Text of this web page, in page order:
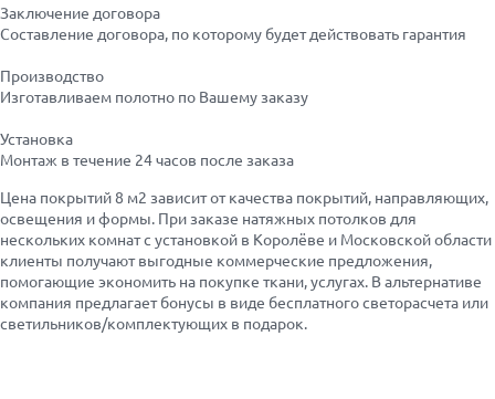
Заключение договора
Составление договора, по которому будет действовать гарантия
Производство
Изготавливаем полотно по Вашему заказу
Установка
Монтаж в течение 24 часов после заказа
Цена покрытий 8 м2 зависит от качества покрытий, направляющих,
освещения и формы. При заказе натяжных потолков для
нескольких комнат с установкой в Королёве и Московской области
клиенты получают выгодные коммерческие предложения,
помогающие экономить на покупке ткани, услугах. В альтернативе
компания предлагает бонусы в виде бесплатного светорасчета или
светильников/комплектующих в подарок.